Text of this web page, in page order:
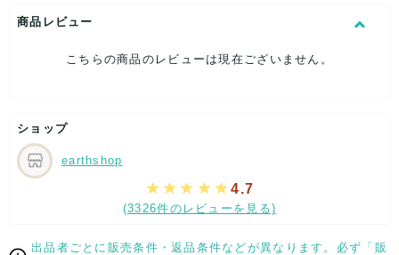
販売商品のため、デザイン等も人気の物が揃っております。
ヤフオク・メルカリ販売に人気です。
【状態 】
商品レビュー
こちらの商品のレビューは現在ございません。
ショップ
earthshop
4.7
(3326件のレビューを見る)
出品者ごとに販売条件・返品条件などが異なります。必ず「販